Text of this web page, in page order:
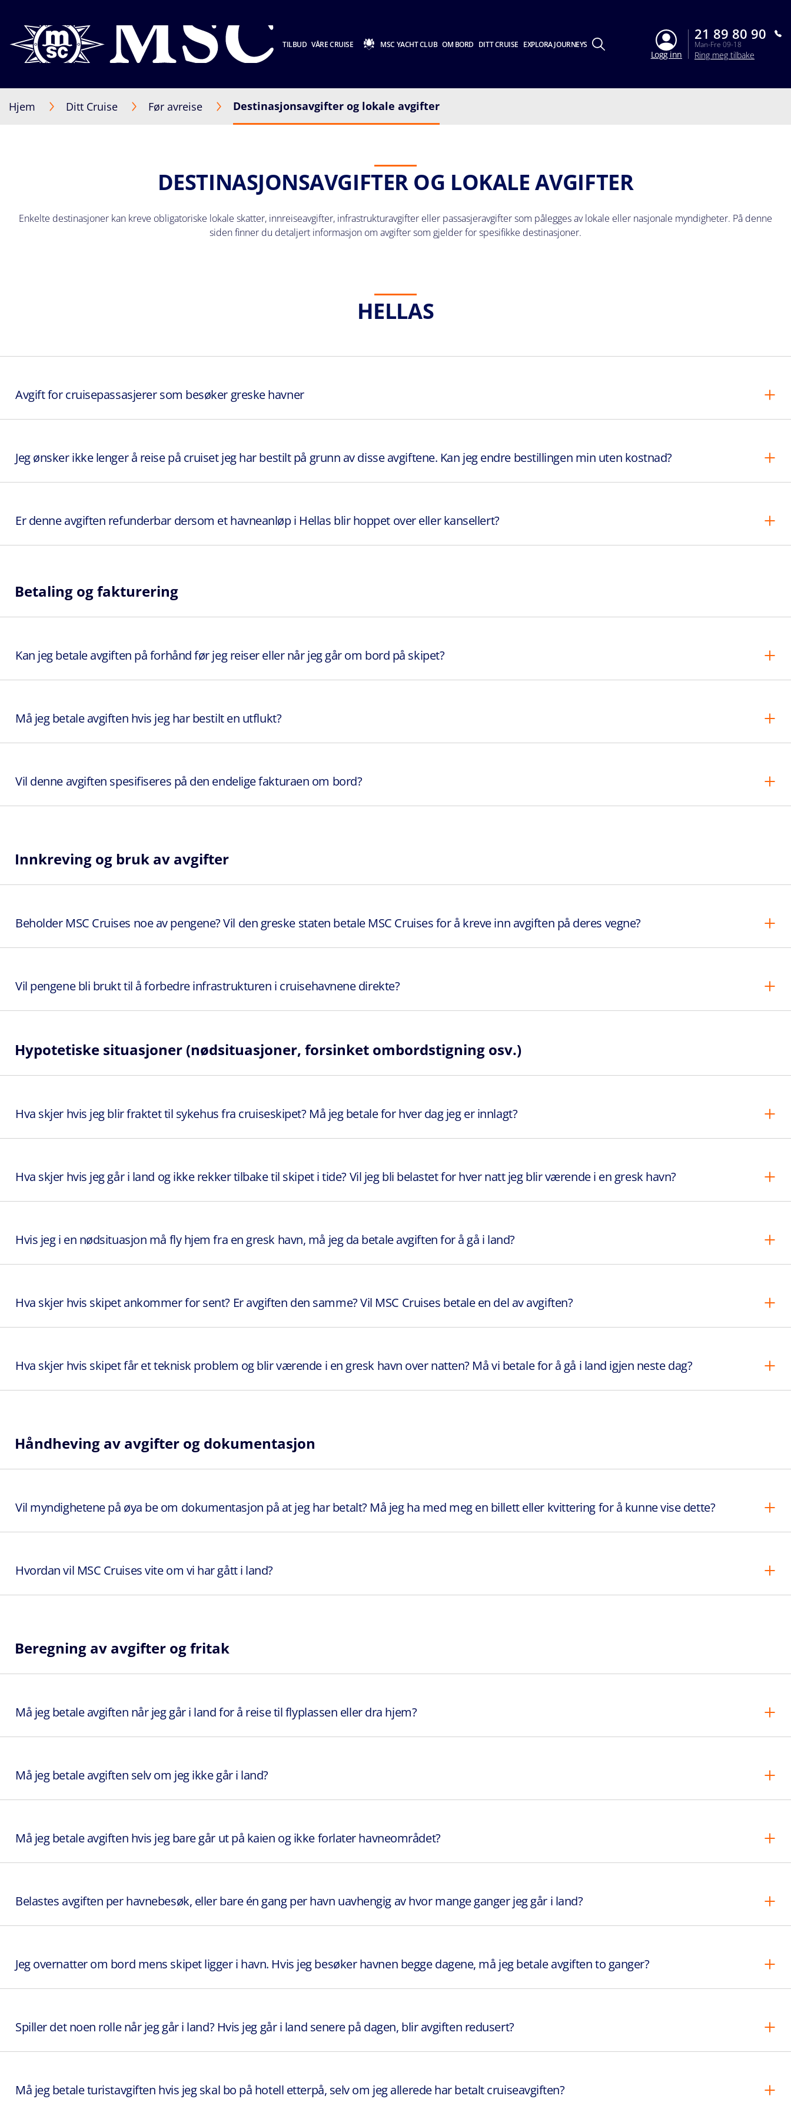
TILBUD VÅRE CRUISE MSC YACHT CLUB OM BORD DITT CRUISE EXPLORA JOURNEYS
Logg inn
21 89 80 90
Man-Fre 09-18
Ring meg tilbake
Hjem Ditt Cruise Før avreise Destinasjonsavgifter og lokale avgifter
DESTINASJONSAVGIFTER OG LOKALE AVGIFTER
Enkelte destinasjoner kan kreve obligatoriske lokale skatter, innreiseavgifter, infrastrukturavgifter eller passasjeravgifter som pålegges av lokale eller nasjonale myndigheter. På denne
siden finner du detaljert informasjon om avgifter som gjelder for spesifikke destinasjoner.
HELLAS
Avgift for cruisepassasjerer som besøker greske havner
Jeg ønsker ikke lenger å reise på cruiset jeg har bestilt på grunn av disse avgiftene. Kan jeg endre bestillingen min uten kostnad?
Er denne avgiften refunderbar dersom et havneanløp i Hellas blir hoppet over eller kansellert?
Betaling og fakturering
Kan jeg betale avgiften på forhånd før jeg reiser eller når jeg går om bord på skipet?
Må jeg betale avgiften hvis jeg har bestilt en utflukt?
Vil denne avgiften spesifiseres på den endelige fakturaen om bord?
Innkreving og bruk av avgifter
Beholder MSC Cruises noe av pengene? Vil den greske staten betale MSC Cruises for å kreve inn avgiften på deres vegne?
Vil pengene bli brukt til å forbedre infrastrukturen i cruisehavnene direkte?
Hypotetiske situasjoner (nødsituasjoner, forsinket ombordstigning osv.)
Hva skjer hvis jeg blir fraktet til sykehus fra cruiseskipet? Må jeg betale for hver dag jeg er innlagt?
Hva skjer hvis jeg går i land og ikke rekker tilbake til skipet i tide? Vil jeg bli belastet for hver natt jeg blir værende i en gresk havn?
Hvis jeg i en nødsituasjon må fly hjem fra en gresk havn, må jeg da betale avgiften for å gå i land?
Hva skjer hvis skipet ankommer for sent? Er avgiften den samme? Vil MSC Cruises betale en del av avgiften?
Hva skjer hvis skipet får et teknisk problem og blir værende i en gresk havn over natten? Må vi betale for å gå i land igjen neste dag?
Håndheving av avgifter og dokumentasjon
Vil myndighetene på øya be om dokumentasjon på at jeg har betalt? Må jeg ha med meg en billett eller kvittering for å kunne vise dette?
Hvordan vil MSC Cruises vite om vi har gått i land?
Beregning av avgifter og fritak
Må jeg betale avgiften når jeg går i land for å reise til flyplassen eller dra hjem?
Må jeg betale avgiften selv om jeg ikke går i land?
Må jeg betale avgiften hvis jeg bare går ut på kaien og ikke forlater havneområdet?
Belastes avgiften per havnebesøk, eller bare én gang per havn uavhengig av hvor mange ganger jeg går i land?
Jeg overnatter om bord mens skipet ligger i havn. Hvis jeg besøker havnen begge dagene, må jeg betale avgiften to ganger?
Spiller det noen rolle når jeg går i land? Hvis jeg går i land senere på dagen, blir avgiften redusert?
Må jeg betale turistavgiften hvis jeg skal bo på hotell etterpå, selv om jeg allerede har betalt cruiseavgiften?